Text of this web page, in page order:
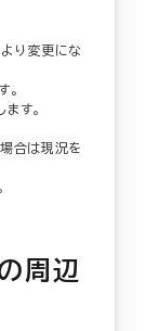
り変更にな
。
す。
合は現況を
周辺